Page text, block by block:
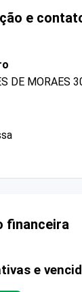
e
DE MORAES
financeira
e